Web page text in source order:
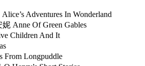
Adventures In Wonderland
Anne Of Green Gables
Children And It
From Longpuddle